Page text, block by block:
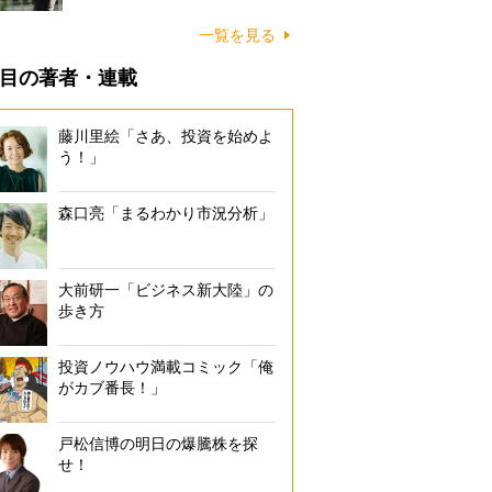
一覧を見る
の著者・連載
藤川里絵「さあ、投資を始めよ
う！」
森口亮「まるわかり市況分析」
大前研一「ビジネス新大陸」の
歩き方
投資ノウハウ満載コミック「俺
がカブ番長！」
戸松信博の明日の爆騰株を探
せ！